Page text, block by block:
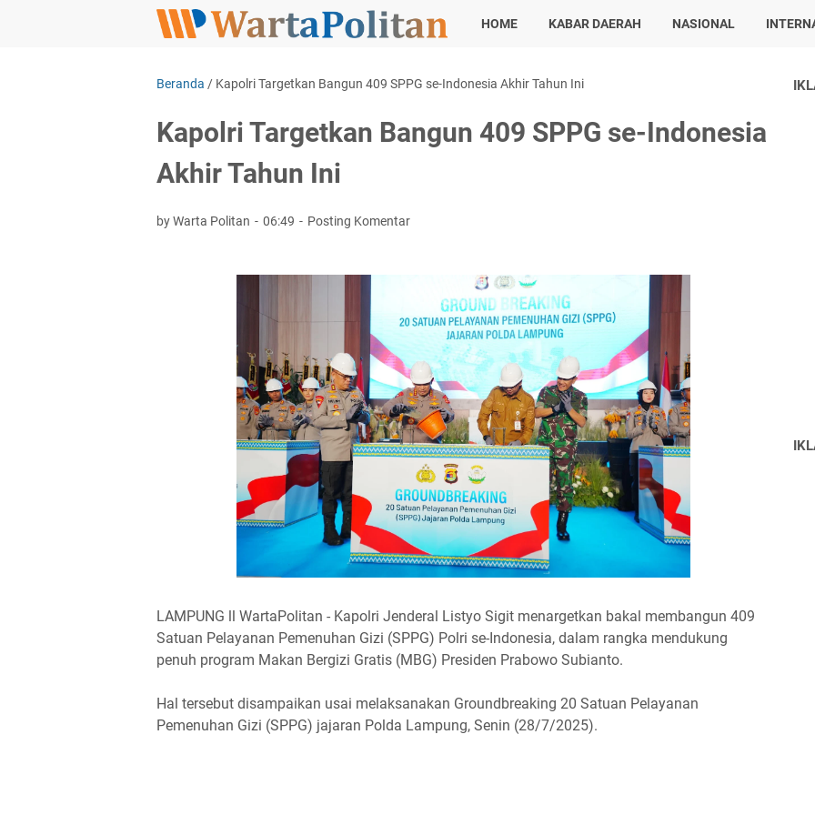
HOME KABAR DAERAH NASIONAL
Beranda / Kapolri Targetkan Bangun 409 SPPG se-Indonesia Akhir Tahun Ini
Kapolri Targetkan Bangun 409 SPPG se-Indonesia
Akhir Tahun Ini
by Warta Politan 06:49 Posting Komentar
LAMPUNG ll WartaPolitan - Kapolri Jenderal Listyo Sigit menargetkan bakal membangun 409
Satuan Pelayanan Pemenuhan Gizi (SPPG) Polri se-Indonesia, dalam rangka mendukung
penuh program Makan Bergizi Gratis (MBG) Presiden Prabowo Subianto.
Hal tersebut disampaikan usai melaksanakan Groundbreaking 20 Satuan Pelayanan
Pemenuhan Gizi (SPPG) jajaran Polda Lampung, Senin (28/7/2025).